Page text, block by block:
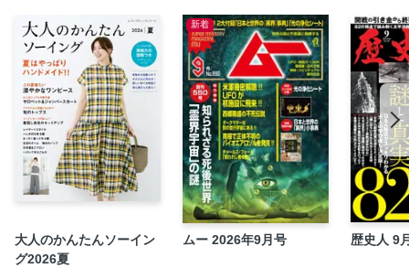
大人のかんたんソーイン
グ2026夏
新着
ムー 2026年9月号 歴史人 9